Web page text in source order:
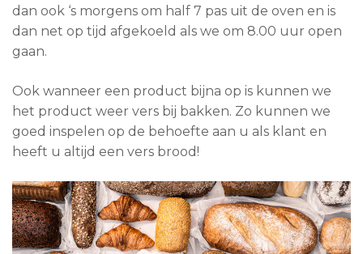
dan ook ‘s morgens om half 7 pas uit de oven en is
dan net op tijd afgekoeld als we om 8.00 uur open
gaan.
Ook wanneer een product bijna op is kunnen we
het product weer vers bij bakken. Zo kunnen we
goed inspelen op de behoefte aan u als klant en
heeft u altijd een vers brood!